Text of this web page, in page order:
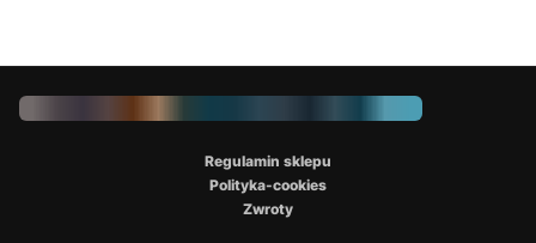
Regulamin sklepu
Polityka-cookies
Zwroty